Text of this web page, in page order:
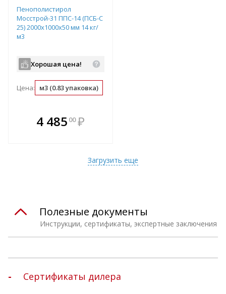
Пенополистирол
Мосстрой-31 ППС-14 (ПСБ-С
25) 2000х1000х50 мм 14 кг/
м3
Хорошая цена!
Цена: м3 (0.83 упаковка)
4 485 00 ₽
Загрузить еще
Инструкции, сертификаты, экспертные заключения
Полезные документы
Сертификаты дилера